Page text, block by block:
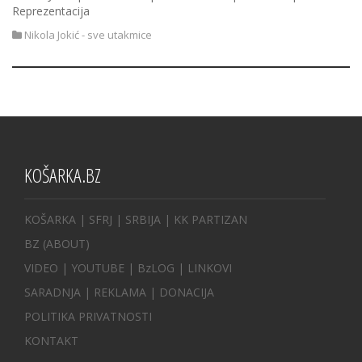
Reprezentacija
Nikola Jokić - sve utakmice
KOŠARKA.BZ
KOŠARKA | SFRJ | SRBIJA | KK PARTIZAN
BZ (ABOUT)
VIDEO | YOUTUBE | BzLOG | LINKOVI
SARADNJA | REKLAMA | DONACIJA
POLITIKA PRIVATNOSTI
KONTAKT